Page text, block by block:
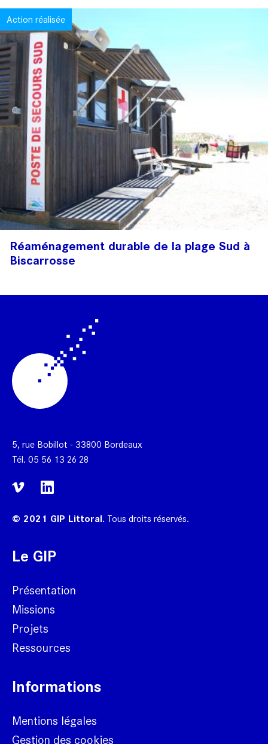
Action réalisée
Réaménagement durable de la plage Sud à
Biscarrosse
5, rue Bobillot - 33800 Bordeaux
Tél. 05 56 13 26 28
© 2021 GIP Littoral. Tous droits réservés.
Le GIP
Présentation
Missions
Projets
Ressources
Informations
Mentions légales
Gestion des cookies